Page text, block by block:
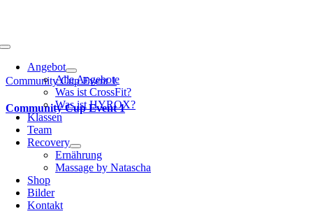
Toggle
NavigationAngebot
Alle Angebote
Was ist CrossFit?
Was ist HYROX?
Klassen
Team
Recovery
Ernährung
Massage by Natascha
Shop
Bilder
Kontakt
Community Cup Event 1
Community Cup Event 1